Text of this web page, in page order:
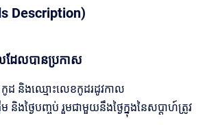
Description)
ដែលបានប្រកាស
កូដ និងឈ្មោះលេខកូដរដូវកាល
ម និងថ្ងៃបញ្ចប់ រួមជាមួយនឹងថ្ងៃក្នុងនៃសប្តាហ៍ត្រូវ